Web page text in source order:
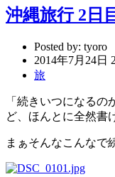
沖縄旅行 2日
Posted by: tyoro
2014年7月24日
旅
「続きいつになるの
ど、ほんとに全然書
まぁそんなこんなで